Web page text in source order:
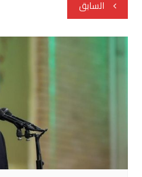
المقالات
السابق